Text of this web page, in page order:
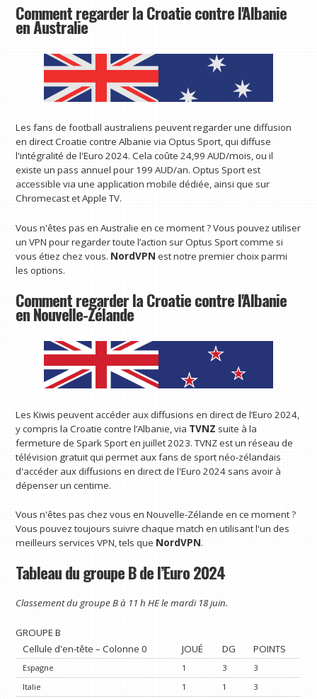
Comment regarder la Croatie contre l'Albanie
en Australie
Les fans de football australiens peuvent regarder une diffusion
en direct Croatie contre Albanie via Optus Sport, qui diffuse
l'intégralité de l'Euro 2024. Cela coûte 24,99 AUD/mois, ou il
existe un pass annuel pour 199 AUD/an. Optus Sport est
accessible via une application mobile dédiée, ainsi que sur
Chromecast et Apple TV.
Vous n'êtes pas en Australie en ce moment ? Vous pouvez utiliser
un VPN pour regarder toute l’action sur Optus Sport comme si
vous étiez chez vous. NordVPN est notre premier choix parmi
les options.
Comment regarder la Croatie contre l'Albanie
en Nouvelle-Zélande
Les Kiwis peuvent accéder aux diffusions en direct de l’Euro 2024,
y compris la Croatie contre l’Albanie, via TVNZ suite à la
fermeture de Spark Sport en juillet 2023. TVNZ est un réseau de
télévision gratuit qui permet aux fans de sport néo-zélandais
d'accéder aux diffusions en direct de l'Euro 2024 sans avoir à
dépenser un centime.
Vous n'êtes pas chez vous en Nouvelle-Zélande en ce moment ?
Vous pouvez toujours suivre chaque match en utilisant l'un des
meilleurs services VPN, tels que NordVPN.
Tableau du groupe B de l’Euro 2024
Classement du groupe B à 11 h HE le mardi 18 juin.
GROUPE B
Cellule d'en-tête – Colonne 0
JOUÉ DG POINTS
Espagne 1 3
3
Italie
1 1
3